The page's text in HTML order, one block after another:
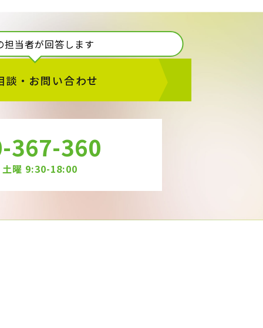
担当者が回答します
談・お問い合わせ
367-360
土曜 9:30-18:00